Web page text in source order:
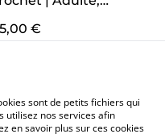
€
sont de petits fichiers qui
utilisez nos services afin
en savoir plus sur ces cookies